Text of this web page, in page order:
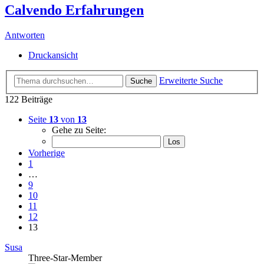
Calvendo Erfahrungen
Antworten
Druckansicht
Suche
Erweiterte Suche
122 Beiträge
Seite 13 von 13
Gehe zu Seite:
Vorherige
1
…
9
10
11
12
13
Susa
Three-Star-Member